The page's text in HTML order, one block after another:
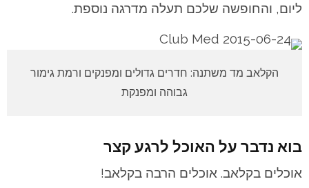
ליום, והחופשה שלכם תעלה מדרגה נוספת.
הקלאב מד משתנה: חדרים גדולים ומפנקים ורמת גימור
גבוהה ומפנקת
בוא נדבר על האוכל לרגע קצר
אוכלים בקלאב. אוכלים הרבה בקלאב!